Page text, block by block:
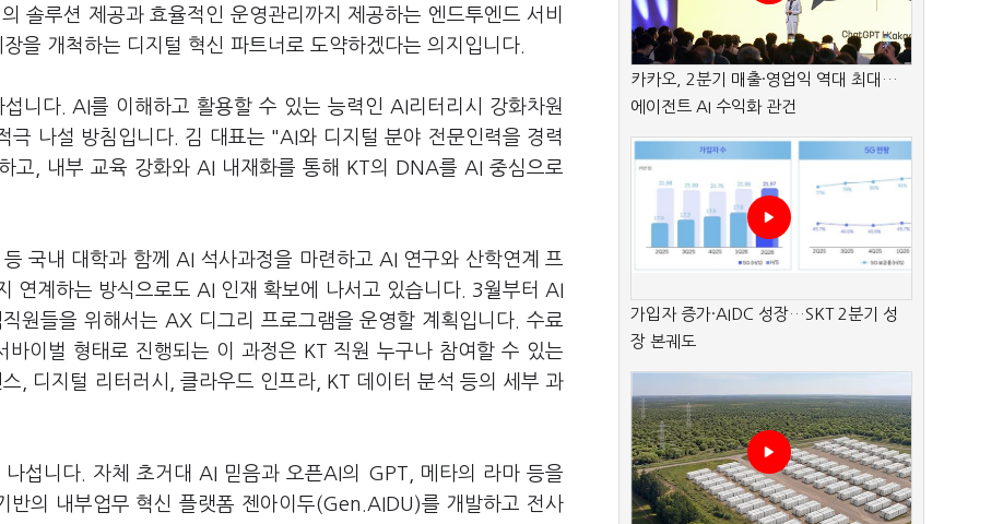
솔루션 제공과 효율적인 운영관리까지 제공하는 엔드투엔드 서비
을 개척하는 디지털 혁신 파트너로 도약하겠다는 의지입니다.
니다. AI를 이해하고 활용할 수 있는 능력인 AI리터리시 강화차원
극 나설 방침입니다. 김 대표는 "AI와 디지털 분야 전문인력을 경력
고, 내부 교육 강화와 AI 내재화를 통해 KT의 DNA를 AI 중심으로
국내 대학과 함께 AI 석사과정을 마련하고 AI 연구와 산학연계 프
연계하는 방식으로도 AI 인재 확보에 나서고 있습니다. 3월부터 AI
원들을 위해서는 AX 디그리 프로그램을 운영할 계획입니다. 수료
이벌 형태로 진행되는 이 과정은 KT 직원 누구나 참여할 수 있는
, 디지털 리터러시, 클라우드 인프라, KT 데이터 분석 등의 세부 과
섭니다. 자체 초거대 AI 믿음과 오픈AI의 GPT, 메타의 라마 등을
반의 내부업무 혁신 플랫폼 젠아이두(Gen.AIDU)를 개발하고 전사
카카오, 2분기 매출·영업익 역대 최대…
에이전트 AI 수익화 관건
가입자 증가·AIDC 성장…SKT 2분기 성
장 본궤도